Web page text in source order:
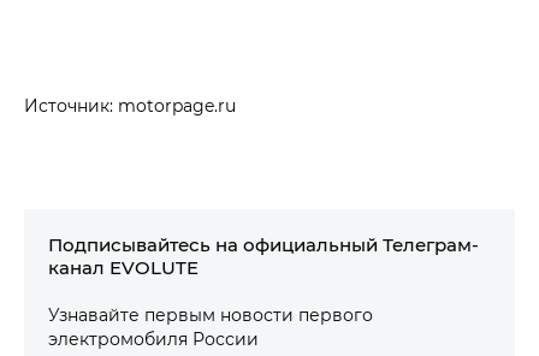
Источник: motorpage.ru
Подписывайтесь на официальный Телеграм-
канал EVOLUTE
Узнавайте первым новости первого
электромобиля России